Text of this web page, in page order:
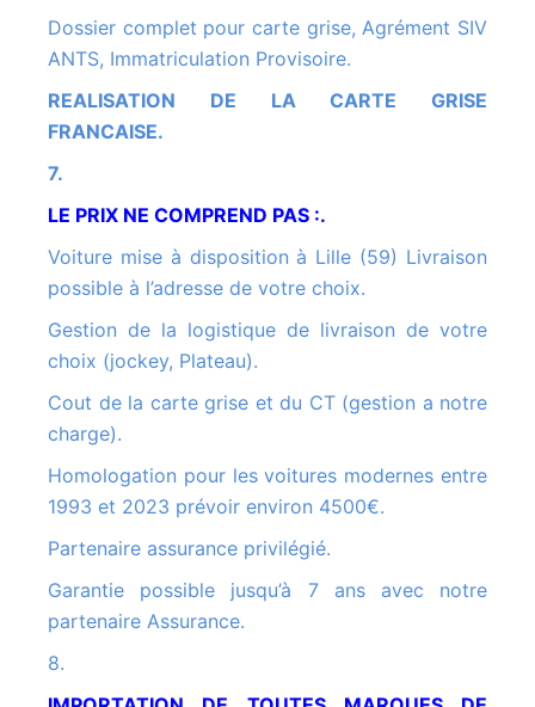
Dossier complet pour carte grise, Agrément SIV
ANTS, Immatriculation Provisoire.
REALISATION DE LA CARTE GRISE
FRANCAISE.
7.
LE PRIX NE COMPREND PAS :.
Voiture mise à disposition à Lille (59) Livraison
possible à l’adresse de votre choix.
Gestion de la logistique de livraison de votre
choix (jockey, Plateau).
Cout de la carte grise et du CT (gestion a notre
charge).
Homologation pour les voitures modernes entre
1993 et 2023 prévoir environ 4500€.
Partenaire assurance privilégié.
Garantie possible jusqu’à 7 ans avec notre
partenaire Assurance.
8.